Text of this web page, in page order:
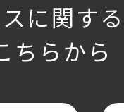
に関する
ちらから